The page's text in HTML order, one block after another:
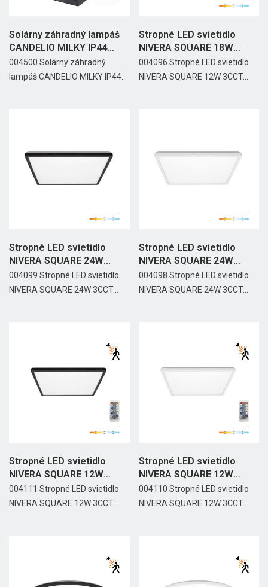
Solárny záhradný lampáš
CANDELIO MILKY IP44
čierny
004500 Solárny záhradný
lampáš CANDELIO MILKY IP44...
Stropné LED svietidlo
NIVERA SQUARE 18W
3CCT...
004096 Stropné LED svietidlo
NIVERA SQUARE 12W 3CCT...
Stropné LED svietidlo
NIVERA SQUARE 24W
3CCT...
004099 Stropné LED svietidlo
NIVERA SQUARE 24W 3CCT...
Stropné LED svietidlo
NIVERA SQUARE 24W
3CCT...
004098 Stropné LED svietidlo
NIVERA SQUARE 24W 3CCT...
Stropné LED svietidlo
NIVERA SQUARE 12W
3CCT...
004111 Stropné LED svietidlo
NIVERA SQUARE 12W 3CCT...
Stropné LED svietidlo
NIVERA SQUARE 12W
3CCT...
004110 Stropné LED svietidlo
NIVERA SQUARE 12W 3CCT...